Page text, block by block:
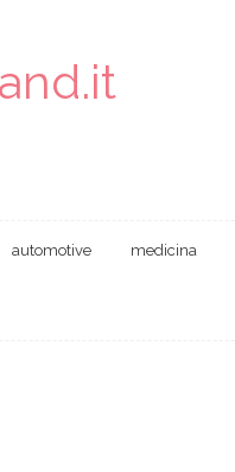
automotive medicina